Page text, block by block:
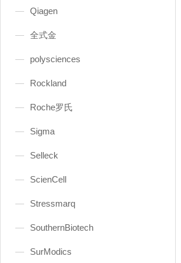
Qiagen
全式金
polysciences
Rockland
Roche罗氏
Sigma
Selleck
ScienCell
Stressmarq
SouthernBiotech
SurModics